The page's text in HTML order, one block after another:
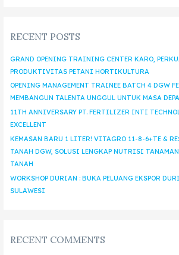
RECENT POSTS
GRAND OPENING TRAINING CENTER KARO,
PRODUKTIVITAS PETANI HORTIKULTURA
OPENING MANAGEMENT TRAINEE BATCH 4 DGW
MEMBANGUN TALENTA UNGGUL UNTUK MASA
11TH ANNIVERSARY PT. FERTILIZER INTI
EXCELLENT
KEMASAN BARU 1 LITER! VITAGRO 11-8-6+TE &
TANAH DGW, SOLUSI LENGKAP NUTRISI
TANAH
WORKSHOP DURIAN : BUKA PELUANG EKSPOR
SULAWESI
RECENT COMMENTS